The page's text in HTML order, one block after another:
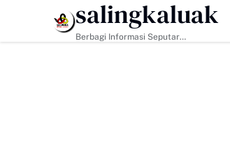
HEADLINE
salingkaluak
Berbagi Informasi Seputar